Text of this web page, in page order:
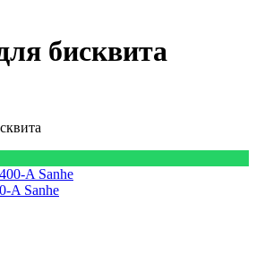
бисквита
A Sanhe